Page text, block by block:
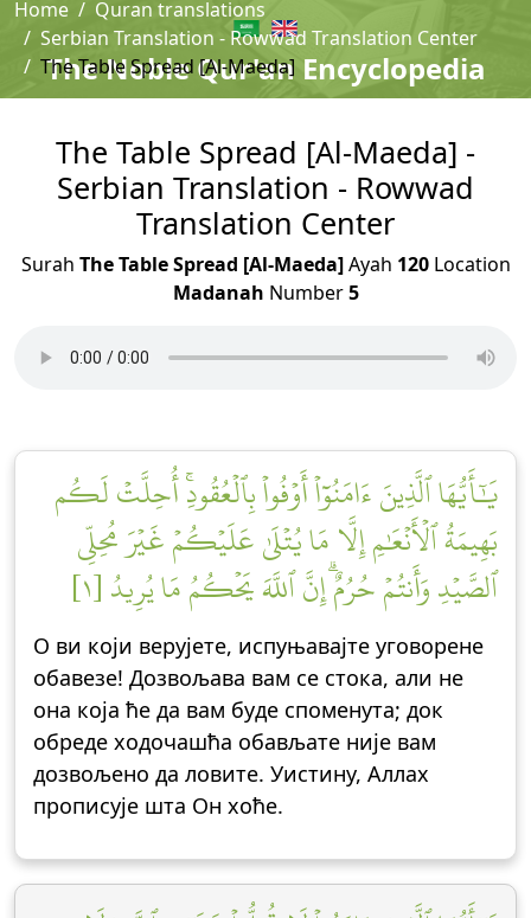
The Noble Qur'an Encyclopedia
Home
Quran translations
Serbian Translation - Rowwad Translation Center
The Table Spread [Al-Maeda]
The Table Spread [Al-Maeda] -
Serbian Translation - Rowwad
Translation Center
Surah The Table Spread [Al-Maeda]Ayah 120Location
Madanah Number5
يَٰٓأَيُّهَا ٱلَّذِينَ ءَامَنُوٓاْ أَوۡفُواْ بِٱلۡعُقُودِۚ أُحِلَّتۡ لَكُم
بَهِيمَةُ ٱلۡأَنۡعَٰمِ إِلَّا مَا يُتۡلَىٰ عَلَيۡكُمۡ غَيۡرَ مُحِلِّي
ٱلصَّيۡدِ وَأَنتُمۡ حُرُمٌۗ إِنَّ ٱللَّهَ يَحۡكُمُ مَا يُرِيدُ [١]
О ви који верујете, испуњавајте уговорене
обавезе! Дозвољава вам се стока, али не
она која ће да вам буде споменута; док
обреде ходочашћа обављате није вам
дозвољено да ловите. Уистину, Аллах
прописује шта Он хоће.